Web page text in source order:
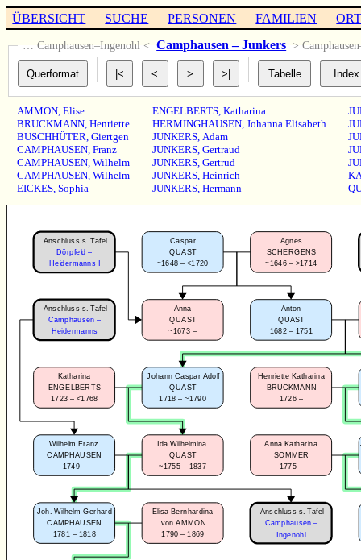
ÜBERSICHT SUCHE PERSONEN FAMILIEN
… Camphausen–Ingenohl < Camphausen – Junkers >
AMMON,Elise
BRUCKMANN,Henriette
BUSCHHÜTER,Giertgen
CAMPHAUSEN,Franz
CAMPHAUSEN,Wilhelm
CAMPHAUSEN,Wilhelm
EICKES,Sophia
ENGELBERTS, Katharina
HERMINGHAUSEN, Johanna Elisabeth
JUNKERS, Adam
JUNKERS, Gertraud
JUNKERS, Gertrud
JUNKERS, Heinrich
JUNKERS, Hermann
Anton
QUAST
1682 – 1751
Katharina
ENGELBERTS
1723 – <1768
Johann Caspar Adolf
QUAST
1718 – ~1790
Wilhelm Franz
CAMPHAUSEN
1749 –
Ida Wilhelmina
QUAST
~1755 – 1837
Joh. Wilhelm Gerhard
CAMPHAUSEN
1781 – 1818
Elisa Bernhardina
von AMMON
1790 – 1869
Anschluss s. Tafel
Camphausen –
Heidermanns
Henriette Katharina
BRUCKMANN
1726 –
Anna Katharina
SOMMER
1775 –
Agnes
SCHERGENS
~1646 – >1714
Caspar
QUAST
~1648 – <1720
Anna
QUAST
~1673 –
Anschluss s. Tafel
Dörpfeld –
Heidermanns I
Anschluss s. Tafel
Camphausen –
Ingenohl